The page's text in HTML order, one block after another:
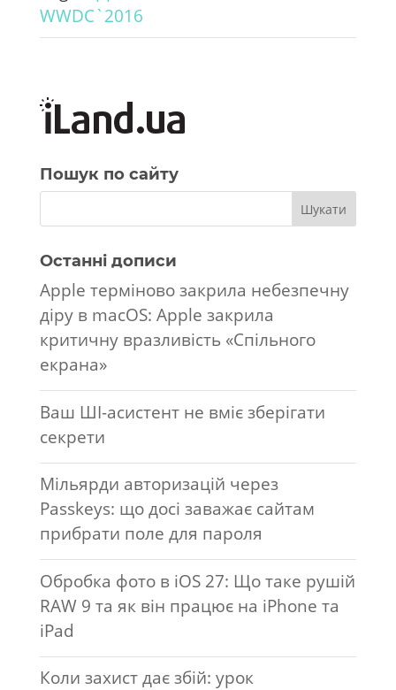
WWDC`2016
Пошук по сайту
Останні дописи
Apple терміново закрила небезпечну
діру в macOS: Apple закрила
критичну вразливість «Спільного
екрана»
Ваш ШІ-асистент не вміє зберігати
секрети
Мільярди авторизацій через
Passkeys: що досі заважає сайтам
прибрати поле для пароля
Обробка фото в iOS 27: Що таке рушій
RAW 9 та як він працює на iPhone та
iPad
Коли захист дає збій: урок